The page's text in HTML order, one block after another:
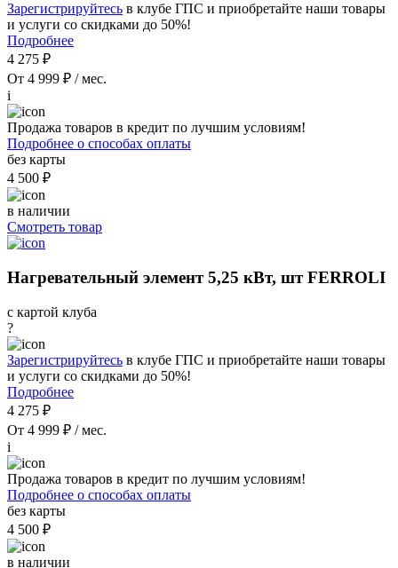
Зарегистрируйтесь в клубе ГПС и приобретайте наши товары
и услуги со скидками до 50%!
Подробнее
4 275 ₽
От 4 999 ₽ / мес.
i
Продажа товаров в кредит по лучшим условиям!
Подробнее о способах оплаты
без карты
4 500 ₽
в наличии
Смотреть товар
Нагревательный элемент 5,25 кВт, шт FERROLI
с картой клуба
?
Зарегистрируйтесь в клубе ГПС и приобретайте наши товары
и услуги со скидками до 50%!
Подробнее
4 275 ₽
От 4 999 ₽ / мес.
i
Продажа товаров в кредит по лучшим условиям!
Подробнее о способах оплаты
без карты
4 500 ₽
в наличии